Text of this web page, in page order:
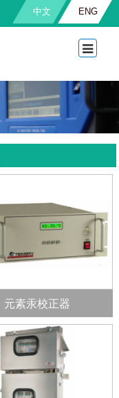
中文 ENG
元素汞校正器